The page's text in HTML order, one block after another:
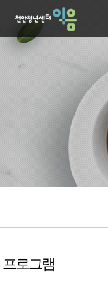
프로그램